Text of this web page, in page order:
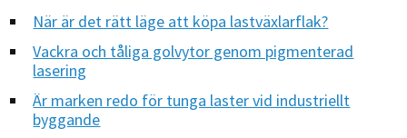
När är det rätt läge att köpa lastväxlarflak?
Vackra och tåliga golvytor genom pigmenterad
lasering
Är marken redo för tunga laster vid industriellt
byggande